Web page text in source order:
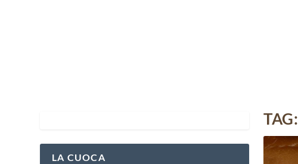
TAG:
LA CUOCA